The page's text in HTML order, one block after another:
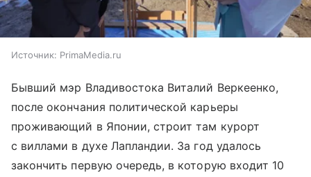
Источник: PrimaMedia.ru
Бывший мэр Владивостока Виталий Веркеенко,
после окончания политической карьеры
проживающий в Японии, строит там курорт
с виллами в духе Лапландии. За год удалось
закончить первую очередь, в которую входит 10